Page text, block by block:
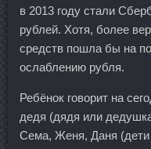
в 2013 году стали
рублей. Хотя, более
средств пошла бы на
ослаблению рубля.
Ребёнок говорит на
дедя (дядя или
Сема, Женя, Даня